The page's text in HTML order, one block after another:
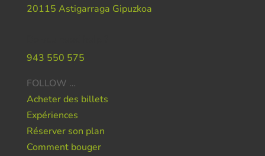
20115 Astigarraga Gipuzkoa
943 550 575
FOLLOW …
Acheter des billets
Expériences
Réserver son plan
Comment bouger